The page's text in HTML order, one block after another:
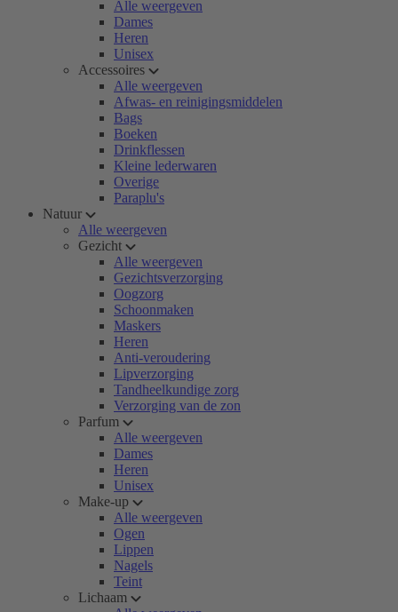
Alle weergeven
Dames
Heren
Unisex
Accessoires
Alle weergeven
Afwas- en reinigingsmiddelen
Bags
Boeken
Drinkflessen
Kleine lederwaren
Overige
Paraplu's
Natuur
Alle weergeven
Gezicht
Alle weergeven
Gezichtsverzorging
Oogzorg
Schoonmaken
Maskers
Heren
Anti-veroudering
Lipverzorging
Tandheelkundige zorg
Verzorging van de zon
Parfum
Alle weergeven
Dames
Heren
Unisex
Make-up
Alle weergeven
Ogen
Lippen
Nagels
Teint
Lichaam